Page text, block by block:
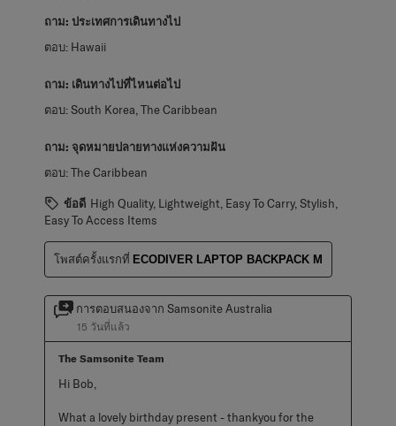
ถาม: ประเทศการเดินทางไป
ตอบ: Hawaii
ถาม: เดินทางไปที่ไหนต่อไป
ตอบ:South Korea, The Caribbean
ถาม: จุดหมายปลายทางแห่งความฝัน
ตอบ:The Caribbean
ข้อดี High Quality, Lightweight, Easy To Carry, Stylish,
Easy To Access Items
โพสต์ครั้งแรกที่ ECODIVER LAPTOP BACKPACK M
การตอบสนองจาก Samsonite Australia
15 วันที่แล้ว
The Samsonite Team
Hi Bob,
What a lovely birthday present - thankyou for the